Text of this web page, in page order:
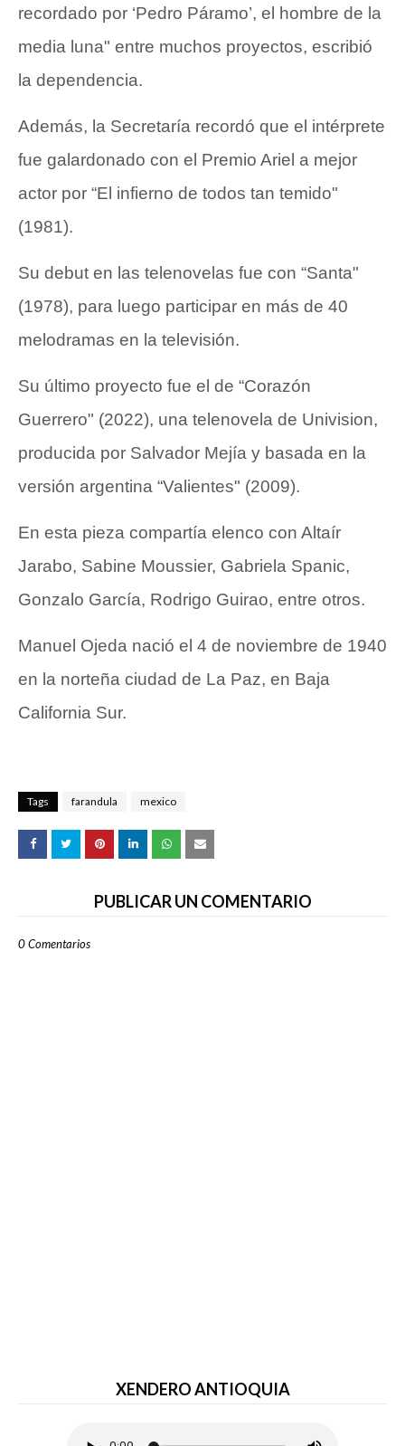
recordado por ‘Pedro Páramo’, el hombre de la
media luna" entre muchos proyectos, escribió
la dependencia.
Además, la Secretaría recordó que el intérprete
fue galardonado con el Premio Ariel a mejor
actor por “El infierno de todos tan temido"
(1981).
Su debut en las telenovelas fue con “Santa"
(1978), para luego participar en más de 40
melodramas en la televisión.
Su último proyecto fue el de “Corazón
Guerrero" (2022), una telenovela de Univision,
producida por Salvador Mejía y basada en la
versión argentina “Valientes" (2009).
En esta pieza compartía elenco con Altaír
Jarabo, Sabine Moussier, Gabriela Spanic,
Gonzalo García, Rodrigo Guirao, entre otros.
Manuel Ojeda nació el 4 de noviembre de 1940
en la norteña ciudad de La Paz, en Baja
California Sur.
Tags farandula mexico
PUBLICAR UN COMENTARIO
0 Comentarios
XENDERO ANTIOQUIA